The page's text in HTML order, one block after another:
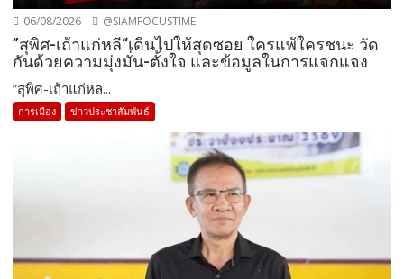
06/08/2026 @SIAMFOCUSTIME
”สุพิศ-เถ้าแก่หลี“เดินไปให้สุดซอย ใครแพ้ใครชนะ วัด
กันด้วยความมุ่งมั่น-ตั้งใจ และข้อมูลในการแจกแจง
”สุพิศ-เถ้าแก่หล...
การเมือง ข่าวประชาสัมพันธ์